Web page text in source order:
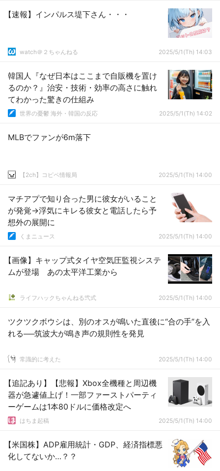
【速報】インパルス堤下さん・・・
watch＠２ちゃんねる 2025/5/1(Th) 14:03
韓国人『なぜ日本はここまで自販機を置け
るのか？』治安・技術・効率の高さに触れ
てわかった驚きの仕組み
世界の憂鬱 海外・韓国の反応 2025/5/1(Th) 14:02
MLBでファンが6m落下
【2ch】コピペ情報局 2025/5/1(Th) 14:00
マチアプで知り合った男に彼女がいること
が発覚→浮気にキレる彼女と電話したら予
想外の展開に
くまニュース 2025/5/1(Th) 14:00
【画像】キャップ式タイヤ空気圧監視システ
ムが登場 あの太平洋工業から
ライフハックちゃんねる弐式 2025/5/1(Th) 14:00
ツクツクボウシは、別のオスが鳴いた直後に“合の手”を入
れる──筑波大が鳴き声の規則性を発見
常識的に考えた 2025/5/1(Th) 14:00
【追記あり】【悲報】Xbox全機種と周辺機
器が急遽値上げ！一部ファーストパーティ
ーゲームは1本80ドルに価格改定へ
はちま起稿 2025/5/1(Th) 14:00
【米国株】ADP雇用統計・GDP、経済指標悪
化してないか…？？